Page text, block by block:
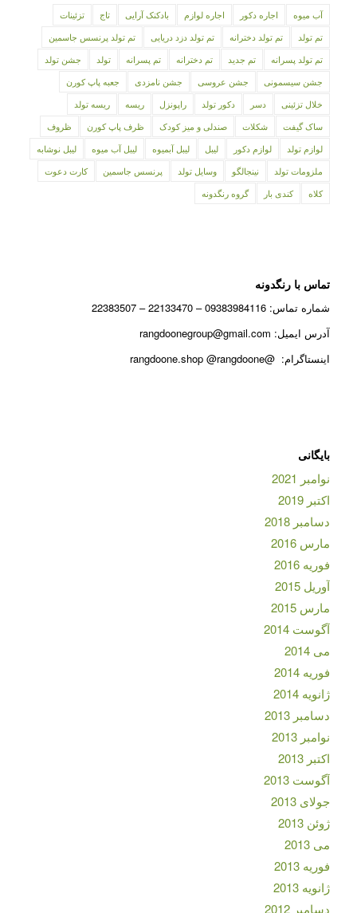
آب میوه اجاره دکور اجاره لوازم بادکنک آرایی تاج
تزئینات
تم تولد
تم تولد دخترانه تم تولد دزد دریایی
تم تولد پرنسس جاسمین
تم تولد پسرانه
تم جدید تم دخترانه تم پسرانه تولد
جشن تولد
جشن سیسمونی
جشن عروسی جشن نامزدی
جعبه پاپ کورن
خلال تزئینی
دسر دکور تولد راپونزل ریسه
ریسه تولد
ساک گیفت
شکلات صندلی و میز کودک ظرف پاپ کورن
ظروف
لوازم تولد
لوازم دکور لیبل لیبل آبمیوه لیبل آب میوه
لیبل نوشابه
ملزومات تولد
نینجالگو وسایل تولد پرنسس جاسمین
کارت دعوت
کلاه
کندی بار گروه رنگدونه
تماس با رنگدونه
شماره تماس: 09383984116 – 22133470 – 22383507
آدرس ایمیل: rangdoonegroup@gmail.com
اینستاگرام: @rangdoone.shop @rangdoone
بایگانی
نوامبر 2021
اکتبر 2019
دسامبر 2018
مارس 2016
فوریه 2016
آوریل 2015
مارس 2015
آگوست 2014
می 2014
فوریه 2014
ژانویه 2014
دسامبر 2013
نوامبر 2013
اکتبر 2013
آگوست 2013
جولای 2013
ژوئن 2013
می 2013
فوریه 2013
ژانویه 2013
دسامبر 2012